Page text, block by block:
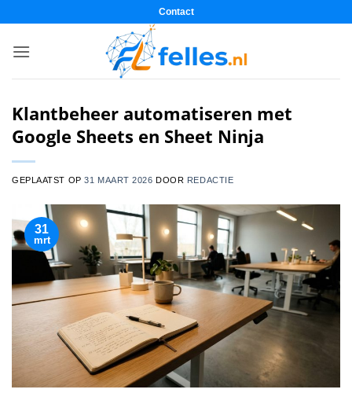
inhoud
Contact
Klantbeheer automatiseren met
Google Sheets en Sheet Ninja
GEPLAATST OP31 MAART 2026 DOOR REDACTIE
31
mrt